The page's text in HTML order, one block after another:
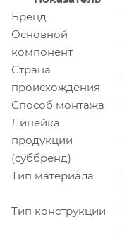
Бренд
Основной
компонент
Страна
происхождения
Способ монтажа
Линейка
продукции
(суббренд)
Тип материала
Тип конструкции